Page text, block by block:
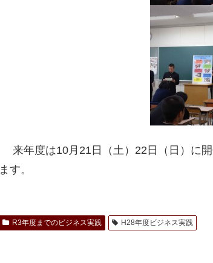
来年度は10月21日（土）22日（日）に
ます。
R3年度までのビジネス実践 H28年度ビジネス実践